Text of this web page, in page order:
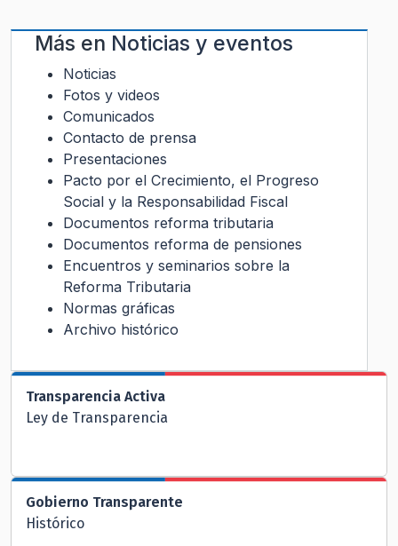
Más en Noticias y eventos
Noticias
Fotos y videos
Comunicados
Contacto de prensa
Presentaciones
Pacto por el Crecimiento, el Progreso
Social y la Responsabilidad Fiscal
Documentos reforma tributaria
Documentos reforma de pensiones
Encuentros y seminarios sobre la
Reforma Tributaria
Normas gráficas
Archivo histórico
Transparencia Activa
Ley de Transparencia
Gobierno Transparente
Histórico